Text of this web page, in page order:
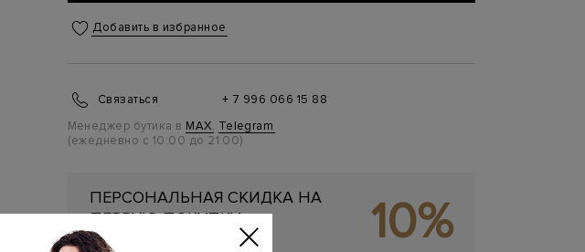
Добавить в избранное
Связаться
+ 7 996 066 15 88
Менеджер бутика в MAX, Telegram
(ежедневно с 10:00 до 21:00)
ПЕРСОНАЛЬНАЯ СКИДКА НА
ПЕРВУЮ ПОКУПКУ
Подробнее 10%